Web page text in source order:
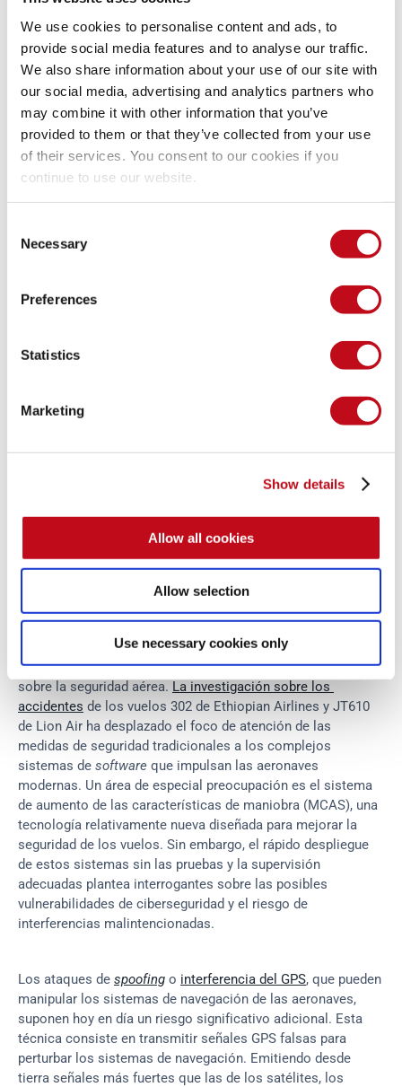
We use cookies to personalise content and ads, to
provide social media features and to analyse our traffic.
We also share information about your use of our site with
our social media, advertising and analytics partners who
may combine it with other information that you’ve
provided to them or that they’ve collected from your use
of their services. You consent to our cookies if you
continue to use our website.
Selection
Necessary
Preferences
Statistics
Marketing
Show details
Allow all cookies
Allow selection
Use necessary cookies only
Ataques en vuelos
La creciente conectividad de las aeronaves ha introducido
nuevos retos de ciberseguridad. La conexión Wi-Fi y otras
tecnologías inalámbricas durante el vuelo pueden exponer
los sistemas de los aviones a posibles ciberamenazas.
Además, los dispositivos de los pasajeros, como
ordenadores portátiles y teléfonos inteligentes, pueden
servir como vectores de ataque. En la última década, han
aeronaves. En 2015,
el investigador de seguridad Chris
"hackeo en pleno vuelo", haciendo saltar las alarmas sobre
la posibilidad de que actores maliciosos exploten estas
pueden manipular un carro, ¿por qué no
podrían secuestrar un avión?
George Avetisov comentó
una
avión tiene tanta autoridad que puede ignorar los inputs del
explotar el mismo problema. Las puertas reforzadas de la
cabina son inútiles si un atacante puede manipular el
para tomar el control de un avión de forma remota.
hacer frente a estos riesgos, sigue siendo un reto
Desde la inmovilización en tierra del avión Boeing 737 Max
en 2019, se ha desatado una intrigante conversación mundial
sobre la seguridad aérea. La investigación sobre los
accidentes de los vuelos 302 de Ethiopian Airlines y JT610
de Lion Air ha desplazado el foco de atención de las
medidas de seguridad tradicionales a los complejos
sistemas de software que impulsan las aeronaves
modernas. Un área de especial preocupación es el sistema
de aumento de las características de maniobra (MCAS), una
tecnología relativamente nueva diseñada para mejorar la
seguridad de los vuelos. Sin embargo, el rápido despliegue
de estos sistemas sin las pruebas y la supervisión
adecuadas plantea interrogantes sobre las posibles
vulnerabilidades de ciberseguridad y el riesgo de
interferencias malintencionadas.
Los ataques de spoofing o interferencia del GPS, que pueden
manipular los sistemas de navegación de las aeronaves,
suponen hoy en día un riesgo significativo adicional. Esta
técnica consiste en transmitir señales GPS falsas para
perturbar los sistemas de navegación. Emitiendo desde
tierra señales más fuertes que las de los satélites, los